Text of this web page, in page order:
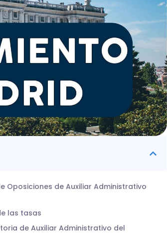
Oposiciones de Auxiliar Administrativo
las tasas
de Auxiliar Administrativo del